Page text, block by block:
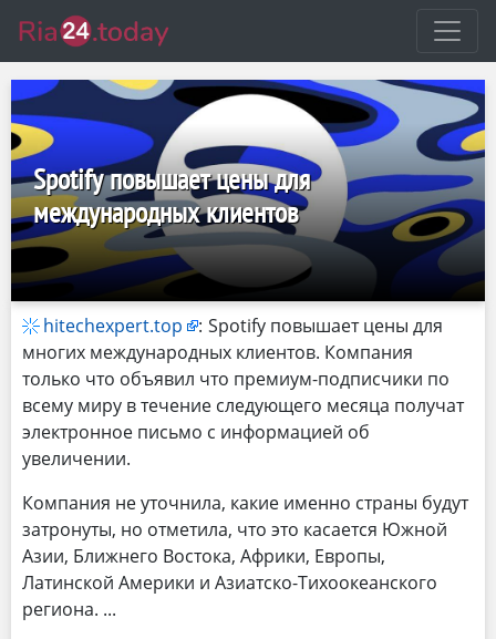
Spotify повышает цены для
международных клиентов
hitechexpert.top : Spotify повышает цены для
многих международных клиентов. Компания
только что объявил что премиум-подписчики по
всему миру в течение следующего месяца получат
электронное письмо с информацией об
увеличении.
Компания не уточнила, какие именно страны будут
затронуты, но отметила, что это касается Южной
Азии, Ближнего Востока, Африки, Европы,
Латинской Америки и Азиатско-Тихоокеанского
региона.